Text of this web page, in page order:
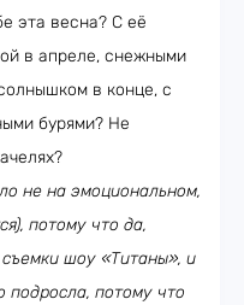
эта весна? С её
в апреле, снежными
в конце, с
бурями? Не
не на эмоциональном,
потому что да,
шоу «Титаны», и
подросла, потому что